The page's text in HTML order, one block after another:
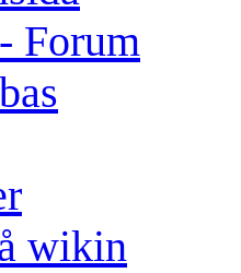
Forum
wikin